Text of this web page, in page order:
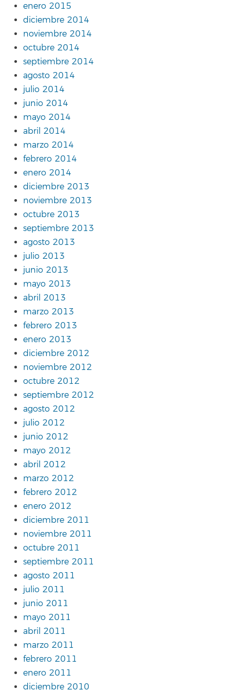
enero 2015
diciembre 2014
noviembre 2014
octubre 2014
septiembre 2014
agosto 2014
julio 2014
junio 2014
mayo 2014
abril 2014
marzo 2014
febrero 2014
enero 2014
diciembre 2013
noviembre 2013
octubre 2013
septiembre 2013
agosto 2013
julio 2013
junio 2013
mayo 2013
abril 2013
marzo 2013
febrero 2013
enero 2013
diciembre 2012
noviembre 2012
octubre 2012
septiembre 2012
agosto 2012
julio 2012
junio 2012
mayo 2012
abril 2012
marzo 2012
febrero 2012
enero 2012
diciembre 2011
noviembre 2011
octubre 2011
septiembre 2011
agosto 2011
julio 2011
junio 2011
mayo 2011
abril 2011
marzo 2011
febrero 2011
enero 2011
diciembre 2010